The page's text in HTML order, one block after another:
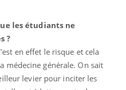
les étudiants ne
?
en effet le risque et cela
médecine générale. On sait
levier pour inciter les